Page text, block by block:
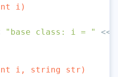
i)
"base class: i = "
<<
i, string str)